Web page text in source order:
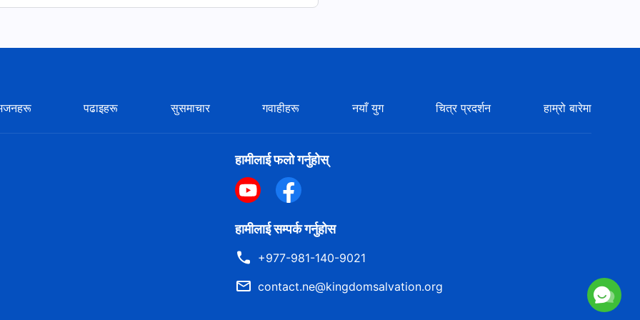
— “थुमालाई पछ्याउनुहोस् र नयाँ गीतहरू गाउनुहोस्” बाट
पढाइहरू सुसमाचार गवाहीहरू नयाँ युग चित्र प्रदर्शन हाम्रो बारेमा
हामीलाई फलो गर्नुहोस्
हामीलाई सम्पर्क गर्नुहोस
+977-981-140-9021
contact.ne@kingdomsalvation.org